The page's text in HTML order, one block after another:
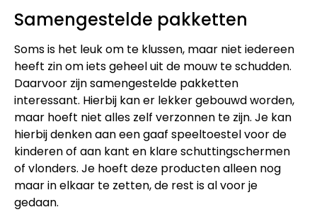
Samengestelde pakketten
Soms is het leuk om te klussen, maar niet iedereen
heeft zin om iets geheel uit de mouw te schudden.
Daarvoor zijn samengestelde pakketten
interessant. Hierbij kan er lekker gebouwd worden,
maar hoeft niet alles zelf verzonnen te zijn. Je kan
hierbij denken aan een gaaf speeltoestel voor de
kinderen of aan kant en klare schuttingschermen
of vlonders. Je hoeft deze producten alleen nog
maar in elkaar te zetten, de rest is al voor je
gedaan.